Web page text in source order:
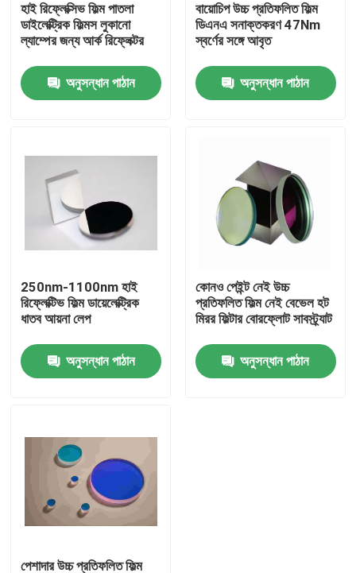
ভিডিও
কারখানা ভ্রমণ
মান নিয়ন্ত্রণ
উদ্ধৃতির জন্য আবেদন
অপটিক্যাল ব্যান্ডপাস ফিল্টার
ফ্লুরোসেন্স ব্যান্ডপাস ফিল্টার
হাই রিফ্লেক্সিভ ফিল্ম পাতলা
ডাইলেক্ট্রিক ফিল্মস লুকানো
ল্যাম্পের জন্য আর্ক রিফ্লেক্টর
অনুসন্ধান পাঠান
বায়োচিপ উচ্চ প্রতিফলিত ফিল্ম
ডিএনএ সনাক্তকরণ 47Nm
স্বর্ণের সঙ্গে আবৃত
অনুসন্ধান পাঠান
250nm-1100nm হাই
রিফ্লেক্টিভ ফিল্ম ডায়েলেক্ট্রিক
ধাতব আয়না লেপ
অনুসন্ধান পাঠান
কোনও পেইন্ট নেই উচ্চ
প্রতিফলিত ফিল্ম নেই বেভেল হট
মিরর ফিল্টার বোরফ্লোট সাবস্ট্র্যাট
অনুসন্ধান পাঠান
পেশাদার উচ্চ প্রতিফলিত ফিল্ম